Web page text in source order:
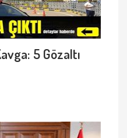
5 Gözaltı